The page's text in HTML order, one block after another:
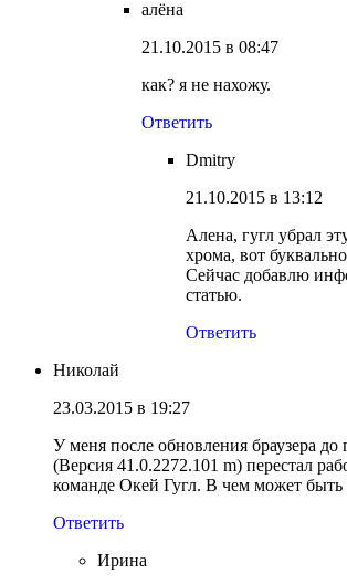
алёна
21.10.2015 в 08:47
как? я не нахожу.
Ответить
Dmitry
21.10.2015 в 13:12
Алена, гугл убрал
хрома, вот
Сейчас добавлю
статью.
Ответить
Николай
23.03.2015 в 19:27
У меня после обновления браузера до
(Версия 41.0.2272.101 m) перестал
команде Окей Гугл. В чем может быть
Ответить
Ирина